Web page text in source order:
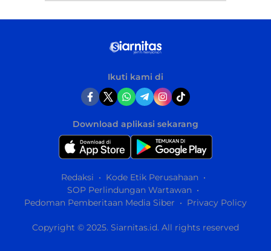
Ikuti kami di
Download aplikasi sekarang
Redaksi
Kode Etik Perusahaan
SOP Perlindungan Wartawan
Pedoman Pemberitaan Media Siber
Privacy Policy
Copyright © 2025. Siarnitas.id. All rights reserved